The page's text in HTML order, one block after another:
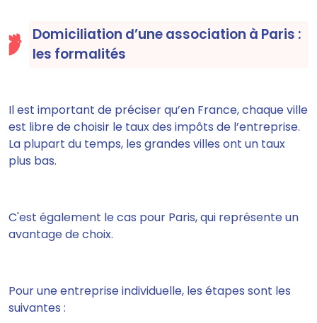
Domiciliation d’une association à Paris :
les formalités
Il est important de préciser qu’en France,chaque ville
est libre de choisir le taux des impôts de l’entreprise.
La plupart du temps, les grandes villes ont un taux
plus bas.
C'est également le cas pour Paris, qui représente un
avantage de choix.
Pour une entreprise individuelle, les étapes sont les
suivantes :